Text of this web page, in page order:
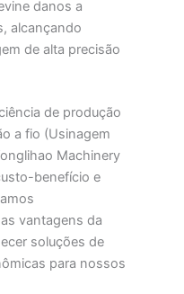
danos a
alcançando
de alta precisão
de produção
a fio (Usinagem
Machinery
benefício e
vantagens da
soluções de
para nossos